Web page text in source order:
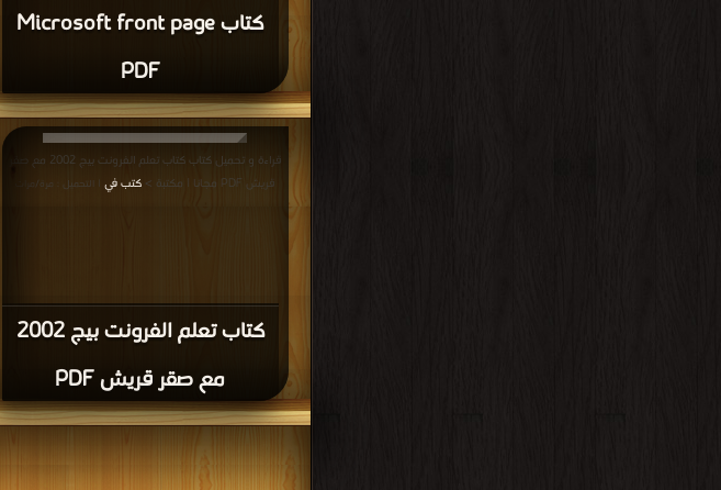
كتاب Microsoft front page
PDF
كتاب تعلم الفرونت بيج 2002
مع صقر قريش PDF
قراءة و تحميل كتاب كتاب تعلم الفرونت بيج 2002 مع صقر
قريش PDF مجانا | مكتبة >
كتب في | التحميل : مرة/مرات